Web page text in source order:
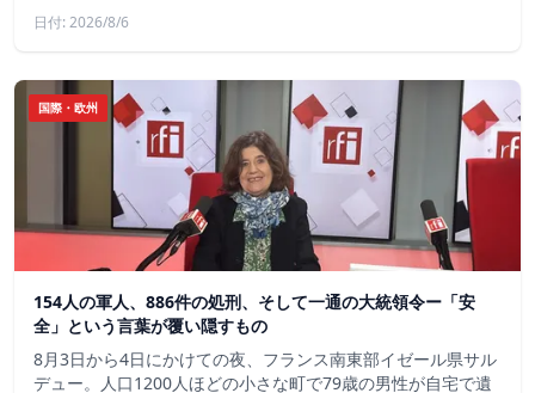
日付: 2026/8/6
国際・欧州
154人の軍人、886件の処刑、そして一通の大統領令ー「安
全」という言葉が覆い隠すもの
8月3日から4日にかけての夜、フランス南東部イゼール県サル
デュー。人口1200人ほどの小さな町で79歳の男性が自宅で遺